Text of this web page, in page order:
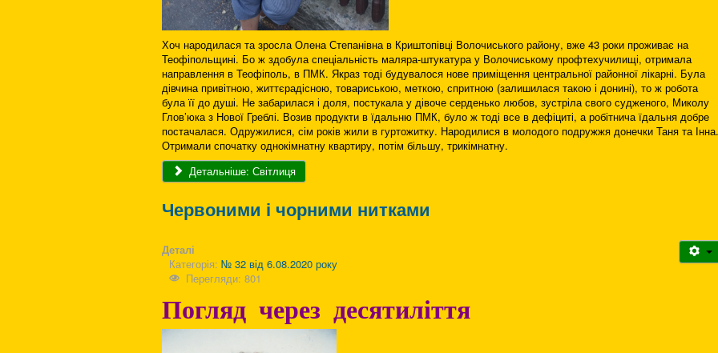
Хоч народилася та зросла Олена Степанівна в Криштопівці Волочиського району, вже 43 роки проживає на
Теофіпольщині. Бо ж здобула спеціальність маляра-штукатура у Волочиському профтехучилищі, отримала
направлення в Теофіполь, в ПМК. Якраз тоді будувалося нове приміщення центральної районної лікарні. Була
дівчина привітною, життєрадісною, товариською, меткою, спритною (залишилася такою і донині), то ж робота
була її до душі. Не забарилася і доля, постукала у дівоче серденько любов, зустріла свого судженого, Миколу
Глов’юка з Нової Греблі. Возив продукти в їдальню ПМК, було ж тоді все в дефіциті, а робітнича їдальня добре
постачалася. Одружилися, сім років жили в гуртожитку. Народилися в молодого подружжя донечки Таня та Інна.
Отримали спочатку однокімнатну квартиру, потім більшу, трикімнатну.
Детальніше: Світлиця
Червоними і чорними нитками
Деталі
Категорія: № 32 від 6.08.2020 року
Перегляди: 801
Погляд через десятиліття